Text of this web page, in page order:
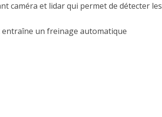
caméra et lidar qui permet de détecter les
un freinage automatique